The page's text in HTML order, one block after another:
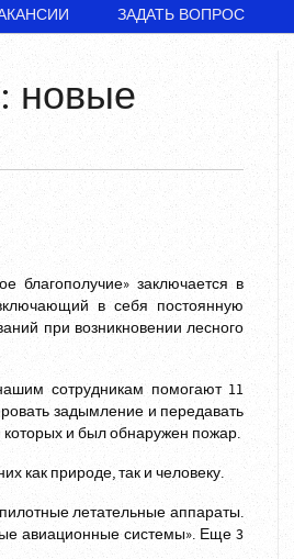
ЗАДАТЬ ВОПРОС
новые
благополучие» заключается в
в себя постоянную
при возникновении лесного
сотрудникам помогают 11
задымление и передавать
и был обнаружен пожар.
как природе, так и человеку.
летательные аппараты.
авиационные системы». Еще 3